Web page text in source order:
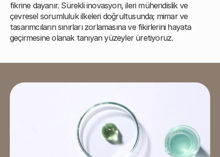
fikrine dayanır. Sürekli inovasyon, ileri mühendislik ve
çevresel sorumluluk ilkeleri doğrultusunda; mimar ve
tasarımcıların sınırları zorlamasına ve fikirlerini hayata
geçirmesine olanak tanıyan yüzeyler üretiyoruz.